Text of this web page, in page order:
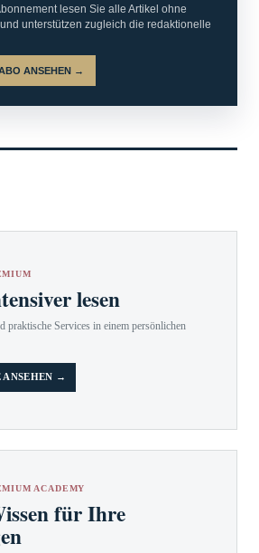
lesen Sie alle Artikel ohne
unterstützen zugleich die redaktionelle
ANSEHEN →
lesen
praktische Services in einem persönlichen
ANSEHEN →
ACADEMY
für Ihre